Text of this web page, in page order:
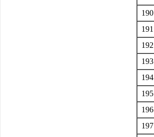
190
191
192
193
194
195
196
197